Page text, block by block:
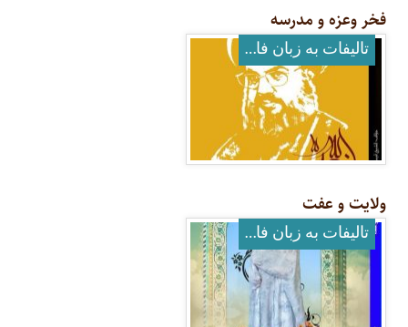
فخر وعزه و مدرسه
تالیفات به زبان فارسی
ولایت و عفت
تالیفات به زبان فارسی